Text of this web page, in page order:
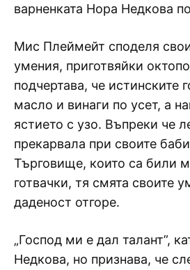
варненката Нора Недкова
Мис Плеймейт споделя
умения, приготвяйки
подчертава, че истинските
масло и винаги по усет, а
ястието с узо. Въпреки че
прекарвала при своите
Търговище, които са били
готвачки, тя смята своите
даденост отгоре.
„Господ ми е дал талант”,
Недкова, но признава, че